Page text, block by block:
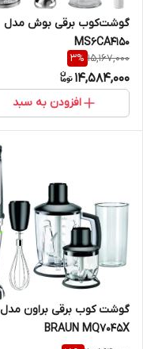
گوشت‌کوب برقی بوش مدل
MS6CA4150
15,167,000
3%
14,584,000
افزودن به سبد
گوشت کوب برقی براون مدل
BRAUN MQ7045X